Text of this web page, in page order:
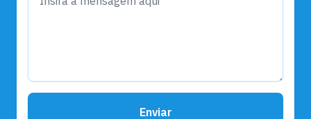
Enviar